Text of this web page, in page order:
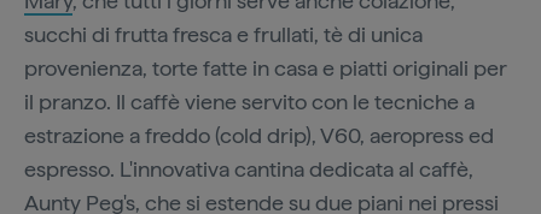
succhi di frutta fresca e frullati, tè di unica
provenienza, torte fatte in casa e piatti originali per
il pranzo. Il caffè viene servito con le tecniche a
estrazione a freddo (cold drip), V60, aeropress ed
espresso. L'innovativa cantina dedicata al caffè,
Aunty Peg's, che si estende su due piani nei pressi